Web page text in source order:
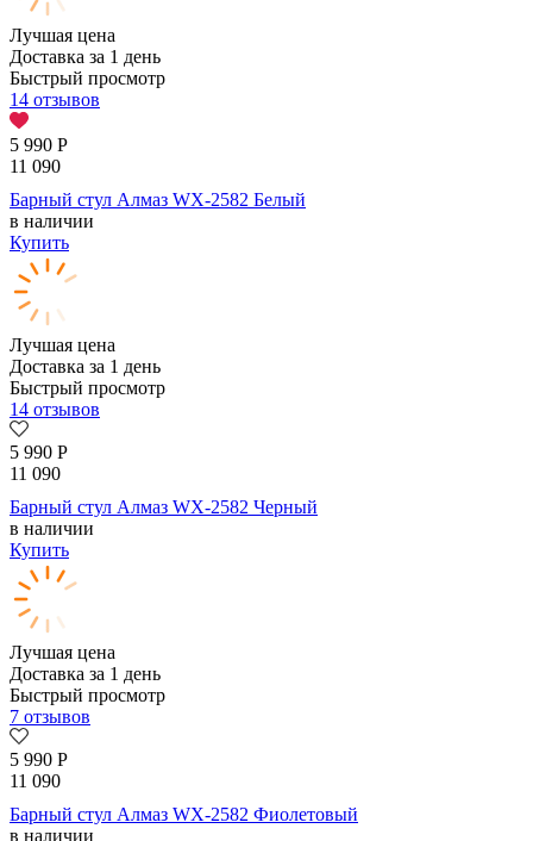
Лучшая цена
Доставка за 1 день
Быстрый просмотр
14 отзывов
5 990 Р
11 090
Барный стул Алмаз WX-2582 Белый
в наличии
Купить
Лучшая цена
Доставка за 1 день
Быстрый просмотр
14 отзывов
5 990 Р
11 090
Барный стул Алмаз WX-2582 Черный
в наличии
Купить
Лучшая цена
Доставка за 1 день
Быстрый просмотр
7 отзывов
5 990 Р
11 090
Барный стул Алмаз WX-2582 Фиолетовый
в наличии